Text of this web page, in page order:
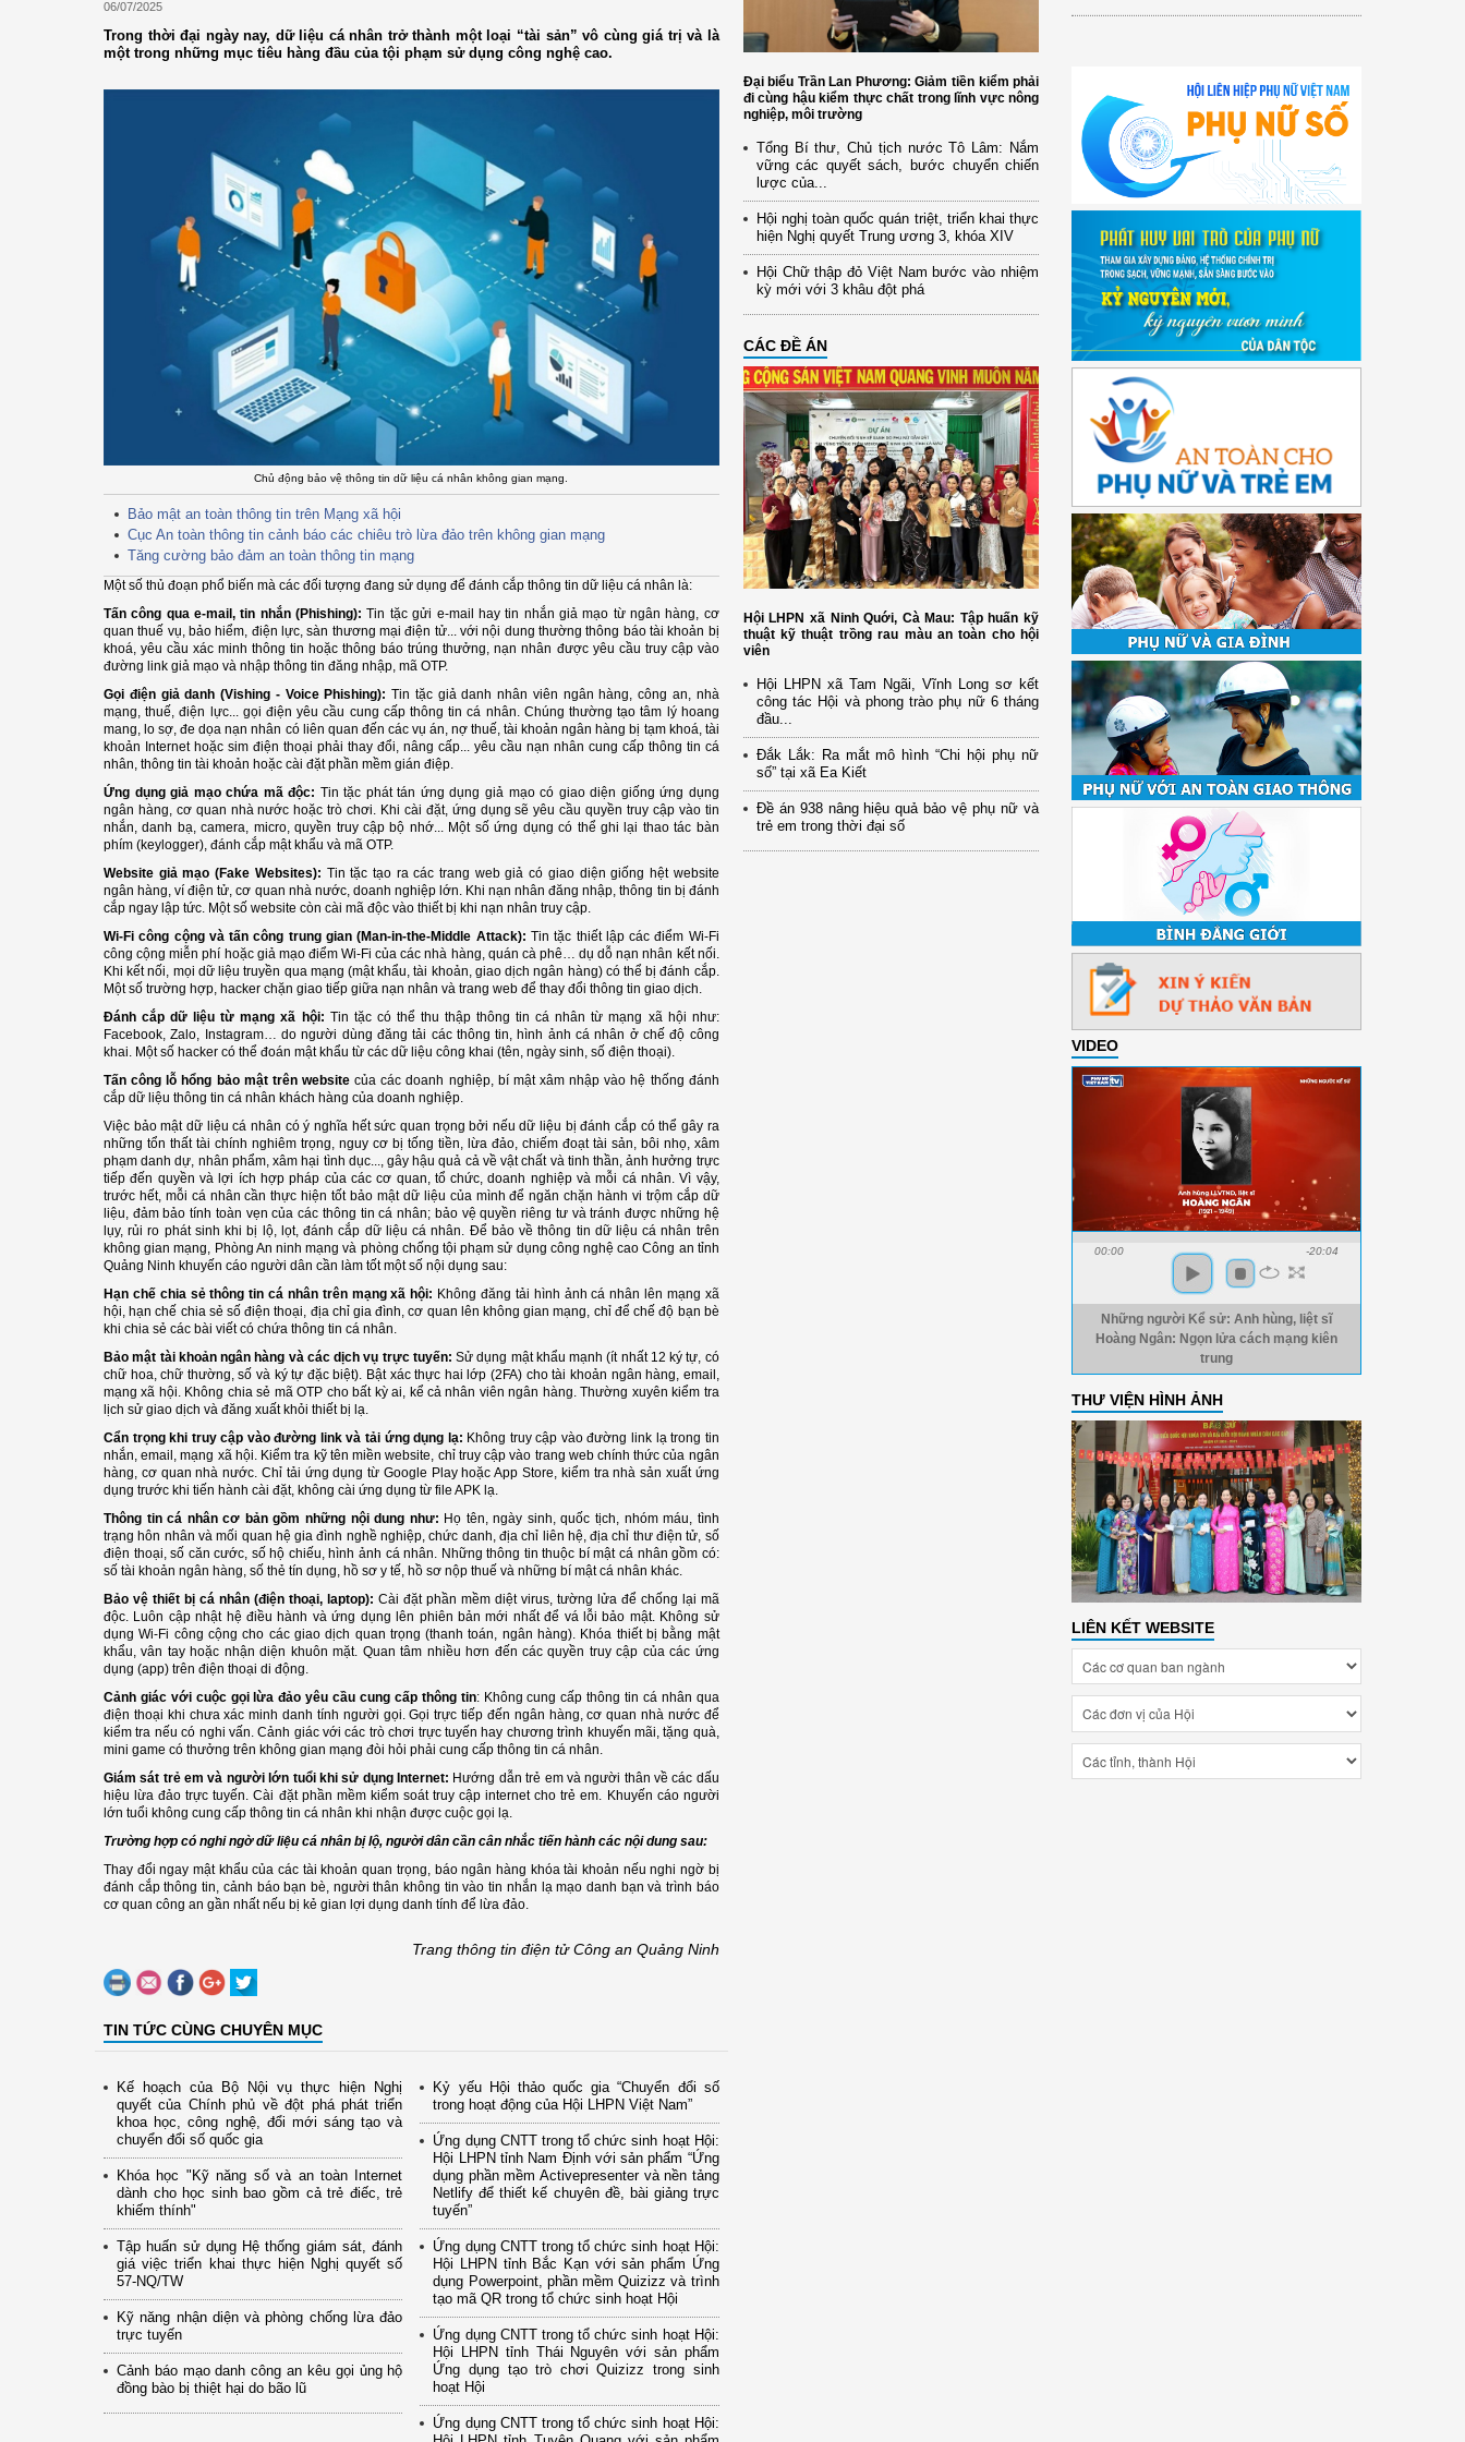
06/07/2025
Trong thời đại ngày nay, dữ liệu cá nhân trở thành một loại “tài sản” vô cùng giá trị và là
một trong những mục tiêu hàng đầu của tội phạm sử dụng công nghệ cao.
Chủ động bảo vệ thông tin dữ liệu cá nhân không gian mạng.
Bảo mật an toàn thông tin trên Mạng xã hội
Cục An toàn thông tin cảnh báo các chiêu trò lừa đảo trên không gian mạng
Tăng cường bảo đảm an toàn thông tin mạng
Một số thủ đoạn phổ biến mà các đối tượng đang sử dụng để đánh cắp thông tin dữ liệu cá nhân là:
Tấn công qua e-mail, tin nhắn (Phishing): Tin tặc gửi e-mail hay tin nhắn giả mạo từ ngân hàng, cơ
quan thuế vụ, bảo hiểm, điện lực, sàn thương mại điện tử... với nội dung thường thông báo tài khoản bị
khoá, yêu cầu xác minh thông tin hoặc thông báo trúng thưởng, nạn nhân được yêu cầu truy cập vào
đường link giả mạo và nhập thông tin đăng nhập, mã OTP.
Gọi điện giả danh (Vishing - Voice Phishing):Tin tặc giả danh nhân viên ngân hàng, công an, nhà
mạng, thuế, điện lực... gọi điện yêu cầu cung cấp thông tin cá nhân. Chúng thường tạo tâm lý hoang
mang, lo sợ, đe dọa nạn nhân có liên quan đến các vụ án, nợ thuế, tài khoản ngân hàng bị tạm khoá, tài
khoản Internet hoặc sim điện thoại phải thay đổi, nâng cấp... yêu cầu nạn nhân cung cấp thông tin cá
nhân, thông tin tài khoản hoặc cài đặt phần mềm gián điệp.
Ứng dụng giả mạo chứa mã độc: Tin tặc phát tán ứng dụng giả mạo có giao diện giống ứng dụng
ngân hàng, cơ quan nhà nước hoặc trò chơi. Khi cài đặt, ứng dụng sẽ yêu cầu quyền truy cập vào tin
nhắn, danh bạ, camera, micro, quyền truy cập bộ nhớ... Một số ứng dụng có thể ghi lại thao tác bàn
phím (keylogger), đánh cắp mật khẩu và mã OTP.
Website giả mạo (Fake Websites): Tin tặc tạo ra các trang web giả có giao diện giống hệt website
ngân hàng, ví điện tử, cơ quan nhà nước, doanh nghiệp lớn. Khi nạn nhân đăng nhập, thông tin bị đánh
cắp ngay lập tức. Một số website còn cài mã độc vào thiết bị khi nạn nhân truy cập.
Wi-Fi công cộng và tấn công trung gian (Man-in-the-Middle Attack): Tin tặc thiết lập các điểm Wi-Fi
công cộng miễn phí hoặc giả mạo điểm Wi-Fi của các nhà hàng, quán cà phê… dụ dỗ nạn nhân kết nối.
Khi kết nối, mọi dữ liệu truyền qua mạng (mật khẩu, tài khoản, giao dịch ngân hàng) có thể bị đánh cắp.
Một số trường hợp, hacker chặn giao tiếp giữa nạn nhân và trang web để thay đổi thông tin giao dịch.
Đánh cắp dữ liệu từ mạng xã hội: Tin tặc có thể thu thập thông tin cá nhân từ mạng xã hội như:
Facebook, Zalo, Instagram… do người dùng đăng tải các thông tin, hình ảnh cá nhân ở chế độ công
khai. Một số hacker có thể đoán mật khẩu từ các dữ liệu công khai (tên, ngày sinh, số điện thoại).
Tấn công lỗ hổng bảo mật trên websitecủa các doanh nghiệp, bí mật xâm nhập vào hệ thống đánh
cắp dữ liệu thông tin cá nhân khách hàng của doanh nghiệp.
Việc bảo mật dữ liệu cá nhân có ý nghĩa hết sức quan trọng bởi nếu dữ liệu bị đánh cắp có thể gây ra
những tổn thất tài chính nghiêm trọng, nguy cơ bị tống tiền, lừa đảo, chiếm đoạt tài sản, bôi nhọ, xâm
phạm danh dự, nhân phẩm, xâm hại tình dục..., gây hậu quả cả về vật chất và tinh thần, ảnh hưởng trực
tiếp đến quyền và lợi ích hợp pháp của các cơ quan, tổ chức, doanh nghiệp và mỗi cá nhân. Vì vậy,
trước hết, mỗi cá nhân cần thực hiện tốt bảo mật dữ liệu của mình để ngăn chặn hành vi trộm cắp dữ
liệu, đảm bảo tính toàn vẹn của các thông tin cá nhân; bảo vệ quyền riêng tư và tránh được những hệ
lụy, rủi ro phát sinh khi bị lộ, lọt, đánh cắp dữ liệu cá nhân. Để bảo về thông tin dữ liệu cá nhân trên
không gian mạng, Phòng An ninh mạng và phòng chống tội phạm sử dụng công nghệ cao Công an tỉnh
Quảng Ninh khuyến cáo người dân cần làm tốt một số nội dụng sau:
Hạn chế chia sẻ thông tin cá nhân trên mạng xã hội: Không đăng tải hình ảnh cá nhân lên mạng xã
hội, hạn chế chia sẻ số điện thoại, địa chỉ gia đình, cơ quan lên không gian mạng, chỉ để chế độ bạn bè
khi chia sẻ các bài viết có chứa thông tin cá nhân.
Bảo mật tài khoản ngân hàng và các dịch vụ trực tuyến: Sử dụng mật khẩu mạnh (ít nhất 12 ký tự, có
chữ hoa, chữ thường, số và ký tự đặc biệt). Bật xác thực hai lớp (2FA) cho tài khoản ngân hàng, email,
mạng xã hội. Không chia sẻ mã OTP cho bất kỳ ai, kể cả nhân viên ngân hàng. Thường xuyên kiểm tra
lịch sử giao dịch và đăng xuất khỏi thiết bị lạ.
Cẩn trọng khi truy cập vào đường link và tải ứng dụng lạ: Không truy cập vào đường link lạ trong tin
nhắn, email, mạng xã hội. Kiểm tra kỹ tên miền website, chỉ truy cập vào trang web chính thức của ngân
hàng, cơ quan nhà nước. Chỉ tải ứng dụng từ Google Play hoặc App Store, kiểm tra nhà sản xuất ứng
dụng trước khi tiến hành cài đặt, không cài ứng dụng từ file APK lạ.
Thông tin cá nhân cơ bản gồm những nội dung như: Họ tên, ngày sinh, quốc tịch, nhóm máu, tình
trạng hôn nhân và mối quan hệ gia đình nghề nghiệp, chức danh, địa chỉ liên hệ, địa chỉ thư điện tử, số
điện thoại, số căn cước, số hộ chiếu, hình ảnh cá nhân. Những thông tin thuộc bí mật cá nhân gồm có:
số tài khoản ngân hàng, số thẻ tín dụng, hồ sơ y tế, hồ sơ nộp thuế và những bí mật cá nhân khác.
Bảo vệ thiết bị cá nhân (điện thoại, laptop): Cài đặt phần mềm diệt virus, tường lửa để chống lại mã
độc. Luôn cập nhật hệ điều hành và ứng dụng lên phiên bản mới nhất để vá lỗi bảo mật. Không sử
dụng Wi-Fi công cộng cho các giao dịch quan trọng (thanh toán, ngân hàng). Khóa thiết bị bằng mật
khẩu, vân tay hoặc nhận diện khuôn mặt. Quan tâm nhiều hơn đến các quyền truy cập của các ứng
dụng (app) trên điện thoại di động.
Cảnh giác với cuộc gọi lừa đảo yêu cầu cung cấp thông tin: Không cung cấp thông tin cá nhân qua
điện thoại khi chưa xác minh danh tính người gọi. Gọi trực tiếp đến ngân hàng, cơ quan nhà nước để
kiểm tra nếu có nghi vấn. Cảnh giác với các trò chơi trực tuyến hay chương trình khuyến mãi, tặng quà,
mini game có thưởng trên không gian mạng đòi hỏi phải cung cấp thông tin cá nhân.
Giám sát trẻ em và người lớn tuổi khi sử dụng Internet: Hướng dẫn trẻ em và người thân về các dấu
hiệu lừa đảo trực tuyến. Cài đặt phần mềm kiểm soát truy cập internet cho trẻ em. Khuyến cáo người
lớn tuổi không cung cấp thông tin cá nhân khi nhận được cuộc gọi lạ.
Trường hợp có nghi ngờ dữ liệu cá nhân bị lộ, người dân cần cân nhắc tiến hành các nội dung sau:
Thay đổi ngay mật khẩu của các tài khoản quan trọng, báo ngân hàng khóa tài khoản nếu nghi ngờ bị
đánh cắp thông tin, cảnh báo bạn bè, người thân không tin vào tin nhắn lạ mạo danh bạn và trình báo
cơ quan công an gần nhất nếu bị kẻ gian lợi dụng danh tính để lừa đảo.
Trang thông tin điện tử Công an Quảng Ninh
TIN TỨC CÙNG CHUYÊN MỤC
Kế hoạch của Bộ Nội vụ thực hiện Nghị
quyết của Chính phủ về đột phá phát triển
khoa học, công nghệ, đổi mới sáng tạo và
chuyển đổi số quốc gia
Khóa học "Kỹ năng số và an toàn Internet
dành cho học sinh bao gồm cả trẻ điếc, trẻ
khiếm thính"
Tập huấn sử dụng Hệ thống giám sát, đánh
giá việc triển khai thực hiện Nghị quyết số
57-NQ/TW
Kỹ năng nhận diện và phòng chống lừa đảo
trực tuyến
Cảnh báo mạo danh công an kêu gọi ủng hộ
đồng bào bị thiệt hại do bão lũ
Kỷ yếu Hội thảo quốc gia “Chuyển đổi số
trong hoạt động của Hội LHPN Việt Nam”
Ứng dụng CNTT trong tổ chức sinh hoạt Hội:
Hội LHPN tỉnh Nam Định với sản phẩm “Ứng
dụng phần mềm Activepresenter và nền tảng
Netlify để thiết kế chuyên đề, bài giảng trực
tuyến”
Ứng dụng CNTT trong tổ chức sinh hoạt Hội:
Hội LHPN tỉnh Bắc Kạn với sản phẩm Ứng
dụng Powerpoint, phần mềm Quizizz và trình
tạo mã QR trong tổ chức sinh hoạt Hội
Ứng dụng CNTT trong tổ chức sinh hoạt Hội:
Hội LHPN tỉnh Thái Nguyên với sản phẩm
Ứng dụng tạo trò chơi Quizizz trong sinh
hoạt Hội
Ứng dụng CNTT trong tổ chức sinh hoạt Hội:
Đại biểu Trần Lan Phương: Giảm tiền kiểm phải
đi cùng hậu kiểm thực chất trong lĩnh vực nông
nghiệp, môi trường
Tổng Bí thư, Chủ tịch nước Tô Lâm: Nắm
vững các quyết sách, bước chuyển chiến
lược của...
Hội nghị toàn quốc quán triệt, triển khai thực
hiện Nghị quyết Trung ương 3, khóa XIV
Hội Chữ thập đỏ Việt Nam bước vào nhiệm
kỳ mới với 3 khâu đột phá
CÁC ĐỀ ÁN
Hội LHPN xã Ninh Quới, Cà Mau: Tập huấn kỹ
thuật kỹ thuật trồng rau màu an toàn cho hội
viên
Hội LHPN xã Tam Ngãi, Vĩnh Long sơ kết
công tác Hội và phong trào phụ nữ 6 tháng
đầu...
Đắk Lắk: Ra mắt mô hình “Chi hội phụ nữ
số” tại xã Ea Kiết
Đề án 938 nâng hiệu quả bảo vệ phụ nữ và
trẻ em trong thời đại số
VIDEO
00:00 -20:04
Những người Kể sử: Anh hùng, liệt sĩ
Hoàng Ngân: Ngọn lửa cách mạng kiên
trung
THƯ VIỆN HÌNH ẢNH
LIÊN KẾT WEBSITE